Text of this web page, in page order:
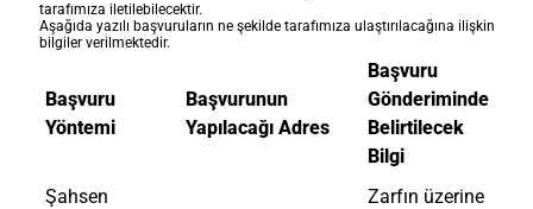
tarafımıza iletilebilecektir.
Aşağıda yazılı başvuruların ne şekilde tarafımıza ulaştırılacağına ilişkin
bilgiler verilmektedir.
Başvuru
Yöntemi
Başvurunun
Yapılacağı Adres
Başvuru
Gönderiminde
Belirtilecek
Bilgi
Şahsen
Zarfın üzerine